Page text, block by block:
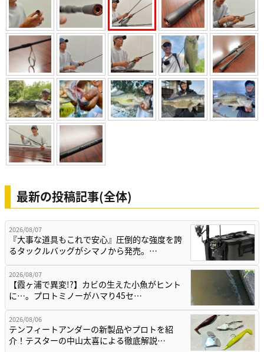
最新の投稿記事(全体)
2026/08/07
『大事な道具もこれで安心』圧倒的な強度を誇
るタックルバッグがシマノから発売。…
2026/08/07
【霞ヶ浦で異変!?】カビの生えた小魚がヒント
に…。プロトミノーがハマり45セ…
2026/08/06
テンフィートアンダーの新製品やプロトを紹
介！テスターの中山太喜による徹底解説…